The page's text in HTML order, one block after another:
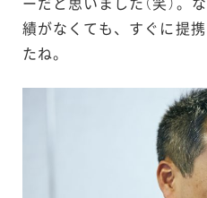
績がなくても、すぐに提
たね。